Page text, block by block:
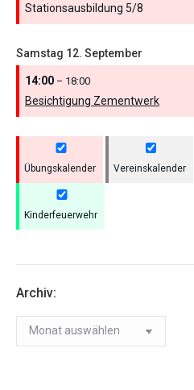
Stationsausbildung 5/8
Samstag 12. September
14:00 – 18:00
Besichtigung Zementwerk
Übungskalender Vereinskalender
Kinderfeuerwehr
Archiv:
Archiv: